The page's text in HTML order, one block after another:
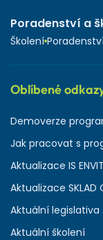
Poradenství a
Školení
Oblíbené
Demoverze
Jak pracovat s
Aktualizace IS
Aktualizace SKLAD
Aktuální legislativa
Aktuální školení